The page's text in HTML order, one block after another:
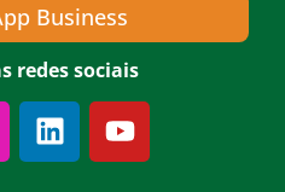
Business
redes sociais
LinkedinYoutube